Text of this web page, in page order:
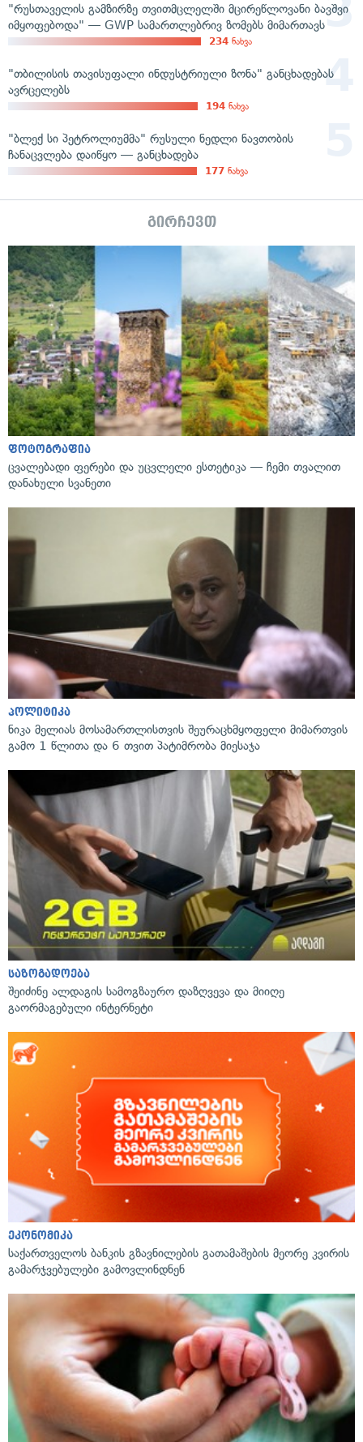
"რუსთაველის გამზირზე თვითმცლელში მცირეწლოვანი ბავშვი
იმყოფებოდა" — GWP სამართლებრივ ზომებს მიმართავს
234 ნახვა
"თბილისის თავისუფალი ინდუსტრიული ზონა" განცხადებას
ავრცელებს
194 ნახვა
"ბლექ სი პეტროლიუმმა" რუსული ნედლი ნავთობის
ჩანაცვლება დაიწყო — განცხადება
177 ნახვა
გირჩევთ
ფოტოგრაფია
ცვალებადი ფერები და უცვლელი ესთეტიკა — ჩემი თვალით
დანახული სვანეთი
პოლიტიკა
ნიკა მელიას მოსამართლისთვის შეურაცხმყოფელი მიმართვის
გამო 1 წლითა და 6 თვით პატიმრობა მიესაჯა
საზოგადოება
შეიძინე ალდაგის სამოგზაურო დაზღვევა და მიიღე
გაორმაგებული ინტერნეტი
ეკონომიკა
საქართველოს ბანკის გზავნილების გათამაშების მეორე კვირის
გამარჯვებულები გამოვლინდნენ